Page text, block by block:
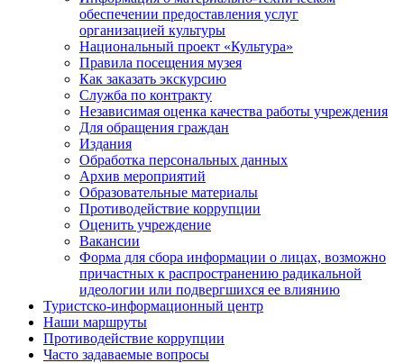
обеспечении предоставления услуг
организацией культуры
Национальный проект «Культура»
Правила посещения музея
Как заказать экскурсию
Служба по контракту
Независимая оценка качества работы учреждения
Для обращения граждан
Издания
Обработка персональных данных
Архив мероприятий
Образовательные материалы
Противодействие коррупции
Оценить учреждение
Вакансии
Форма для сбора информации о лицах, возможно
причастных к распространению радикальной
идеологии или подвергшихся ее влиянию
Туристско-информационный центр
Наши маршруты
Противодействие коррупции
Часто задаваемые вопросы